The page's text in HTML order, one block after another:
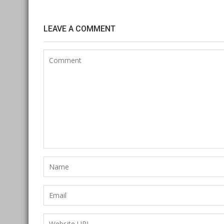
LEAVE A COMMENT